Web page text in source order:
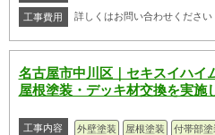
工事費用 詳しくはお問い合わせください
名古屋市中川区｜セキスイハイ
屋根塗装・デッキ材交換を実施
工事内容 外壁塗装 屋根塗装
付帯部塗